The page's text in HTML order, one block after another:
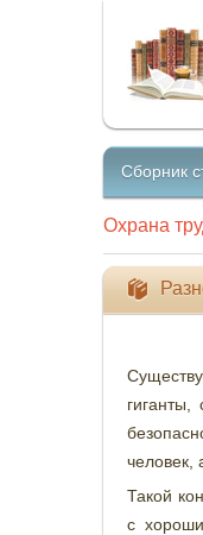
Сборник
Охрана
человек,
Такой
с